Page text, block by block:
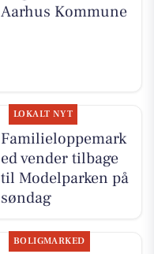
Aarhus Kommune
LOKALT NYT
Familieloppemark
ed vender tilbage
til Modelparken på
søndag
BOLIGMARKED